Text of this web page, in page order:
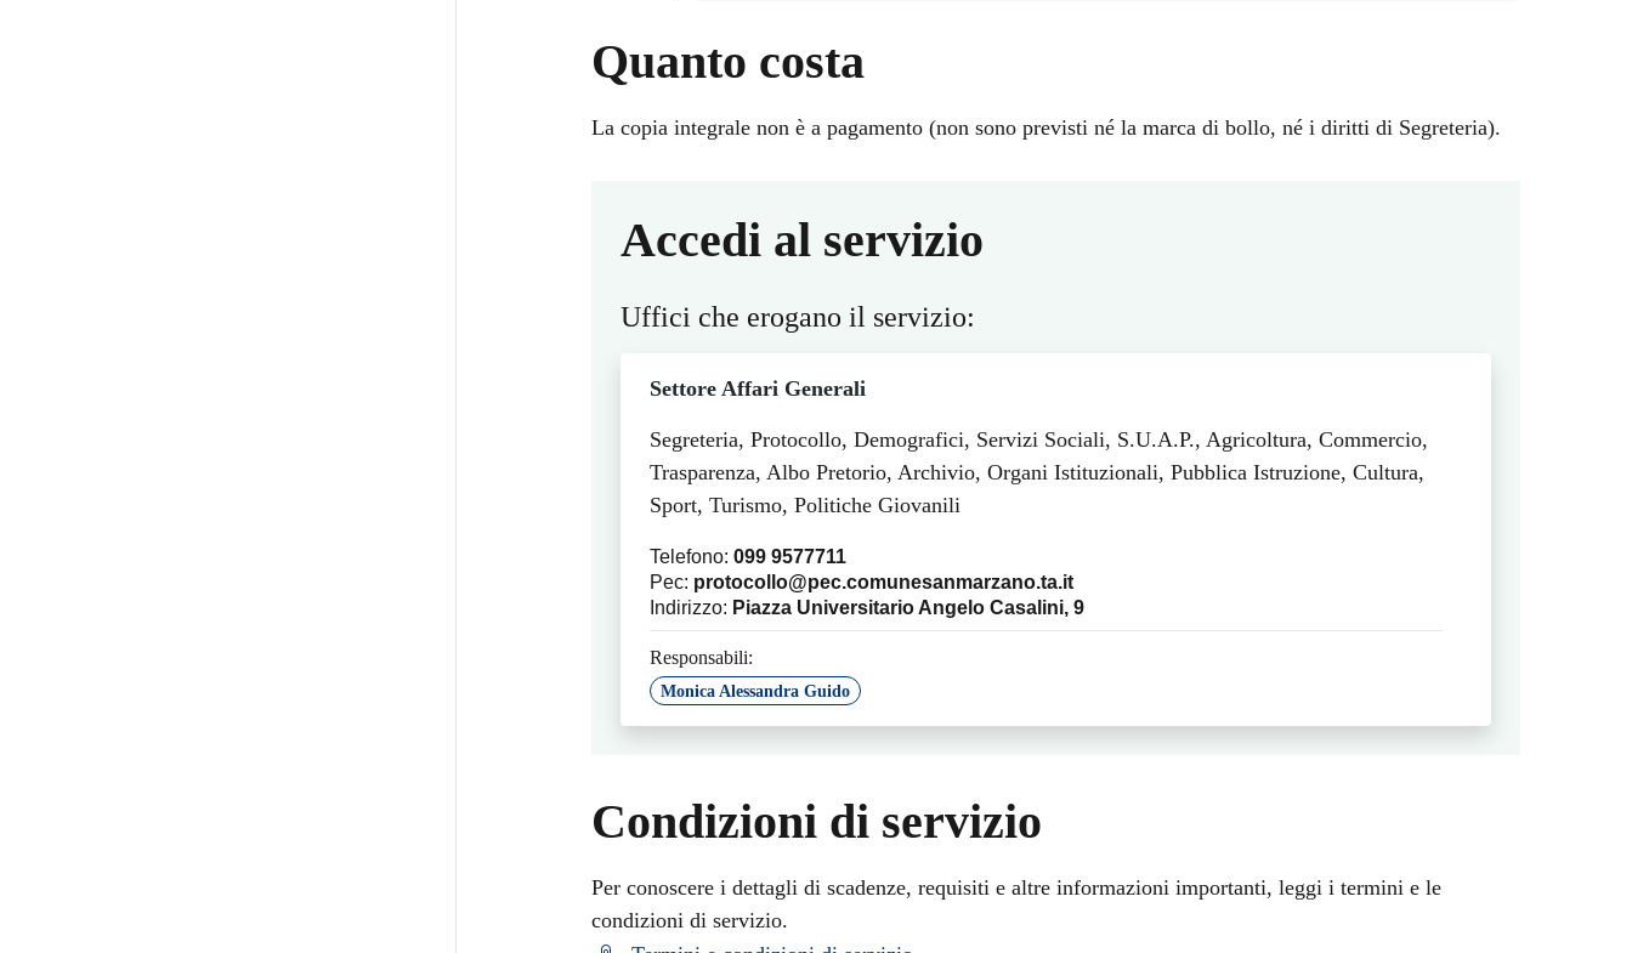
Quanto costa
La copia integrale non è a pagamento (non sono previsti né la marca di bollo, né i diritti di Segreteria).
Accedi al servizio
Uffici che erogano il servizio:
Settore Affari Generali
Segreteria, Protocollo, Demografici, Servizi Sociali, S.U.A.P., Agricoltura, Commercio,
Trasparenza, Albo Pretorio, Archivio, Organi Istituzionali, Pubblica Istruzione, Cultura,
Sport, Turismo, Politiche Giovanili
Telefono: 099 9577711
Pec: protocollo@pec.comunesanmarzano.ta.it
Indirizzo: Piazza Universitario Angelo Casalini, 9
Responsabili:
Monica Alessandra Guido
Condizioni di servizio
Per conoscere i dettagli di scadenze, requisiti e altre informazioni importanti, leggi i termini e le
condizioni di servizio.